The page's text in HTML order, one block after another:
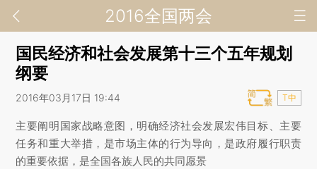
2016全国两会
国民经济和社会发展第十三个五年规划
纲要
2016年03月17日 19:44 T中
主要阐明国家战略意图，明确经济社会发展宏伟目标、主要
任务和重大举措，是市场主体的行为导向，是政府履行职责
的重要依据，是全国各族人民的共同愿景